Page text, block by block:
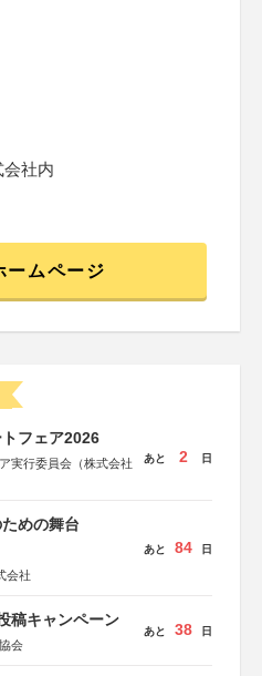
社内
ームページ
フェア2026
実行委員会（株式会社
あと 2 日
めの舞台
会社
あと 84 日
稿キャンペーン
会
あと 38 日